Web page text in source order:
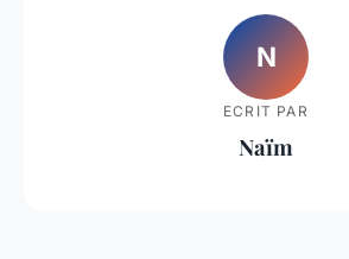
N
ECRIT PAR
Naïm